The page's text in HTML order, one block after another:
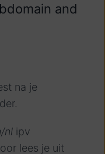
and
na je
nl ipv
lees je uit